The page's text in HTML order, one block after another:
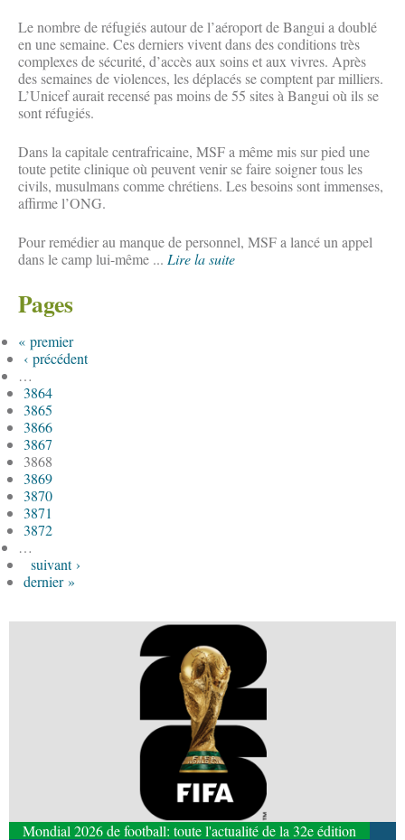
Le nombre de réfugiés autour de l’aéroport de Bangui a doublé
en une semaine. Ces derniers vivent dans des conditions très
complexes de sécurité, d’accès aux soins et aux vivres. Après
des semaines de violences, les déplacés se comptent par milliers.
L’Unicef aurait recensé pas moins de 55 sites à Bangui où ils se
sont réfugiés.
Dans la capitale centrafricaine, MSF a même mis sur pied une
toute petite clinique où peuvent venir se faire soigner tous les
civils, musulmans comme chrétiens. Les besoins sont immenses,
affirme l’ONG.
Pour remédier au manque de personnel, MSF a lancé un appel
dans le camp lui-même ... Lire la suite
Pages
« premier
‹ précédent
…
3864
3865
3866
3867
3868
3869
3870
3871
3872
…
suivant ›
dernier »
Mondial 2026 de football: toute l'actualité de la 32e édition